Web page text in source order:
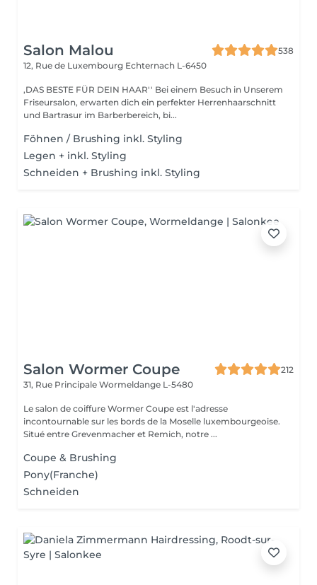
Salon Malou
538
12, Rue de Luxembourg Echternach L-6450
,DAS BESTE FÜR DEIN HAAR'' Bei einem Besuch in Unserem
Friseursalon, erwarten dich ein perfekter Herrenhaarschnitt
und Bartrasur im Barberbereich, bi...
Föhnen / Brushing inkl. Styling
Legen + inkl. Styling
Schneiden + Brushing inkl. Styling
Salon Wormer Coupe
212
31, Rue Principale Wormeldange L-5480
Le salon de coiffure Wormer Coupe est l'adresse
incontournable sur les bords de la Moselle luxembourgeoise.
Situé entre Grevenmacher et Remich, notre ...
Coupe & Brushing
Pony(Franche)
Schneiden